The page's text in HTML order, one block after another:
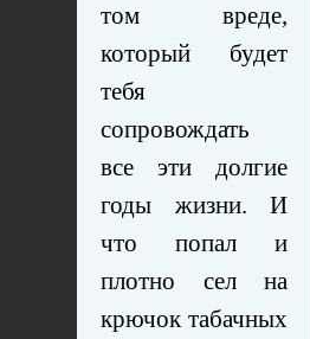
том вреде,
который будет
тебя
сопровождать
все эти долгие
годы жизни. И
что попал и
плотно сел на
крючок табачных